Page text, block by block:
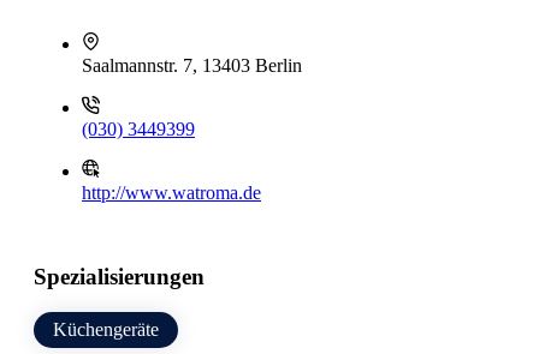
Saalmannstr. 7, 13403 Berlin
(030) 3449399
http://www.watroma.de
Spezialisierungen
Küchengeräte